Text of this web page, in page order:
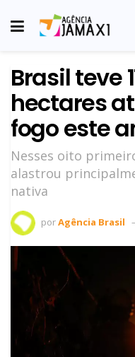
Brasil teve
hectares
fogo este
Nesses oito
alastrou
nativa
porAgência Brasil